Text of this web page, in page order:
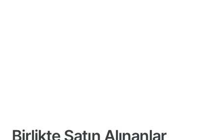
Birlikte Satın Alınanlar